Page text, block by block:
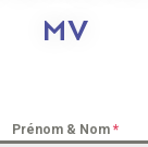
MV
Prénom & Nom *